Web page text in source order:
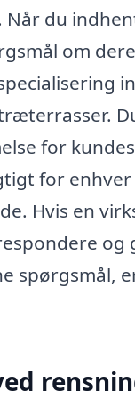
Når du
om
for
for
Hvis en
og
spørgsmål,